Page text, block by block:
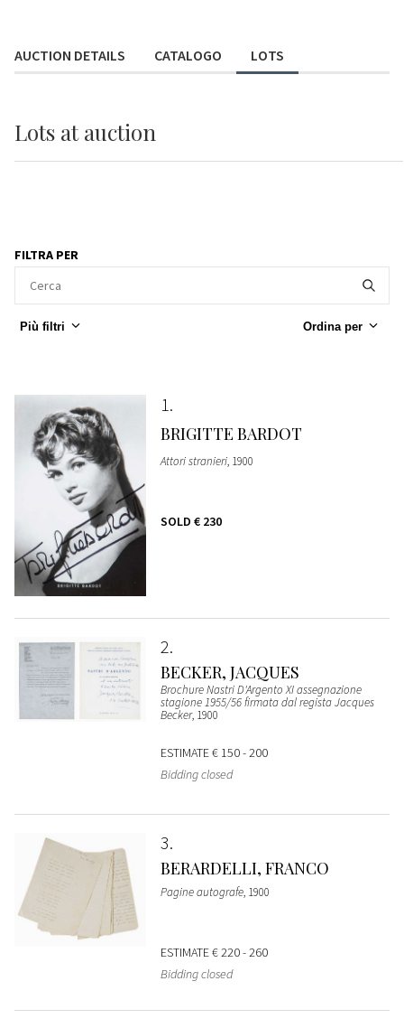
AUCTION DETAILS CATALOGO LOTS
Lots at auction
FILTRA PER
Più filtri Ordina per
1
BRIGITTE BARDOT
Attori stranieri, 1900
SOLD € 230
2
BECKER, JACQUES
Brochure Nastri D'Argento XI assegnazione
stagione 1955/56 firmata dal regista Jacques
Becker, 1900
ESTIMATE€ 150 - 200
Bidding closed
3
BERARDELLI, FRANCO
Pagine autografe, 1900
ESTIMATE€ 220 - 260
Bidding closed